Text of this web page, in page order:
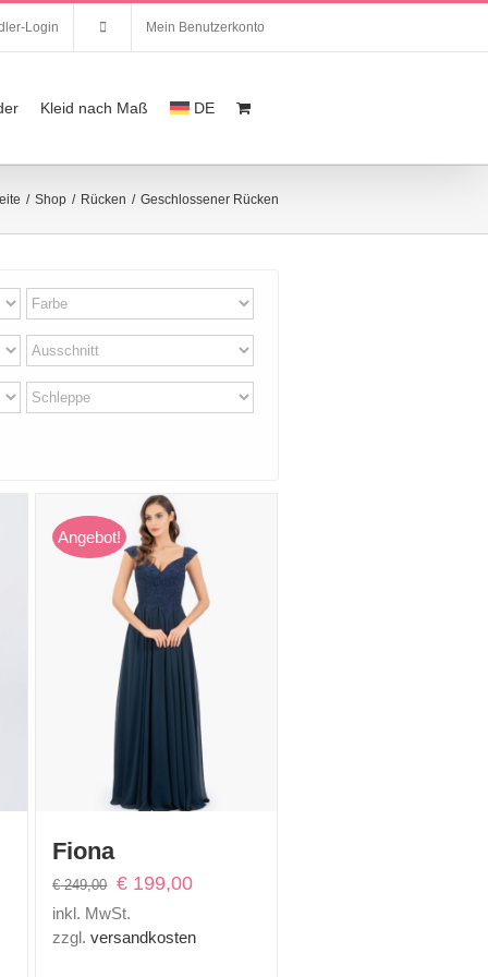
Login Mein Benutzerkonto
Kleid nach Maß DE
/ Shop / Rücken / Geschlossener Rücken
Angebot!
Fiona
€249,00 Ursprünglicher
Preis
war:
€ 199,00Aktueller
inkl. MwSt.
zzgl.versandkosten